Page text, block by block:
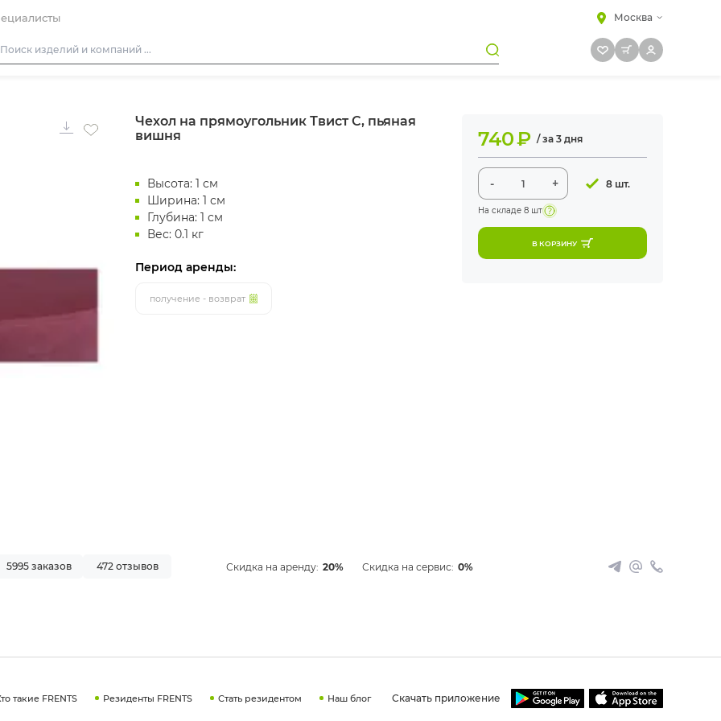
Москва
Чехол на прямоугольник Твист С, пьяная
вишня
Высота: 1 см
Ширина: 1 см
Глубина: 1 см
Вес: 0.1 кг
Период аренды:
получение - возврат
740₽ / за 3 дня
- + 8 шт.
На складе 8 шт
В КОРЗИНУ
5995 заказов 472 отзывов Скидка на аренду: 20% Скидка на сервис: 0%
такие FRENTS Резиденты FRENTS Стать резидентом Наш блог Скачать приложение